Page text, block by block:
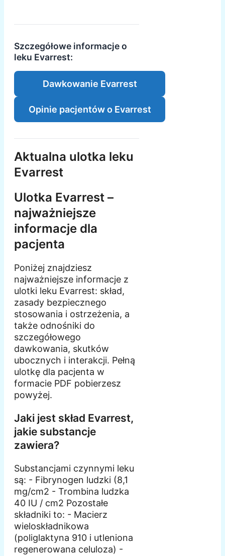
Szczegółowe informacje o
leku Evarrest:
Dawkowanie Evarrest
Opinie pacjentów o Evarrest
Aktualna ulotka leku
Evarrest
Ulotka Evarrest –
najważniejsze
informacje dla
pacjenta
Poniżej znajdziesz
najważniejsze informacje z
ulotki leku Evarrest: skład,
zasady bezpiecznego
stosowania i ostrzeżenia, a
także odnośniki do
szczegółowego
dawkowania, skutków
ubocznych i interakcji. Pełną
ulotkę dla pacjenta w
formacie PDF pobierzesz
powyżej.
Jaki jest skład Evarrest,
jakie substancje
zawiera?
Substancjami czynnymi leku
są: - Fibrynogen ludzki (8,1
mg/cm2 - Trombina ludzka
40 IU / cm2 Pozostałe
składniki to: - Macierz
wieloskładnikowa
(poliglaktyna 910 i utleniona
regenerowana celuloza) -